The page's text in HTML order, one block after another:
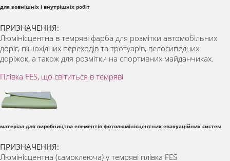
для зовнішніх і внутрішніх робіт
ПРИЗНАЧЕННЯ:
Люмінісцентна в темряві фарба для розмітки автомобільних
доріг, пішохідних переходів та тротуарів, велосипедних
доріжок, а також для розмітки на спортивних майданчиках.
Плівка FES, що світиться в темряві
матеріал для виробництва елементів фотолюмінісцентних евакуаційних систем
ПРИЗНАЧЕННЯ:
Люмінісцентна (самоклеюча) у темряві плівка FES